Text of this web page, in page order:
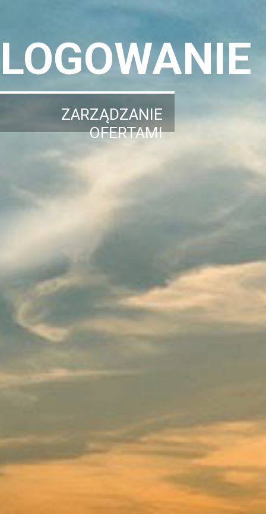
LOGOWANIE
ZARZĄDZANIE
OFERTAMI